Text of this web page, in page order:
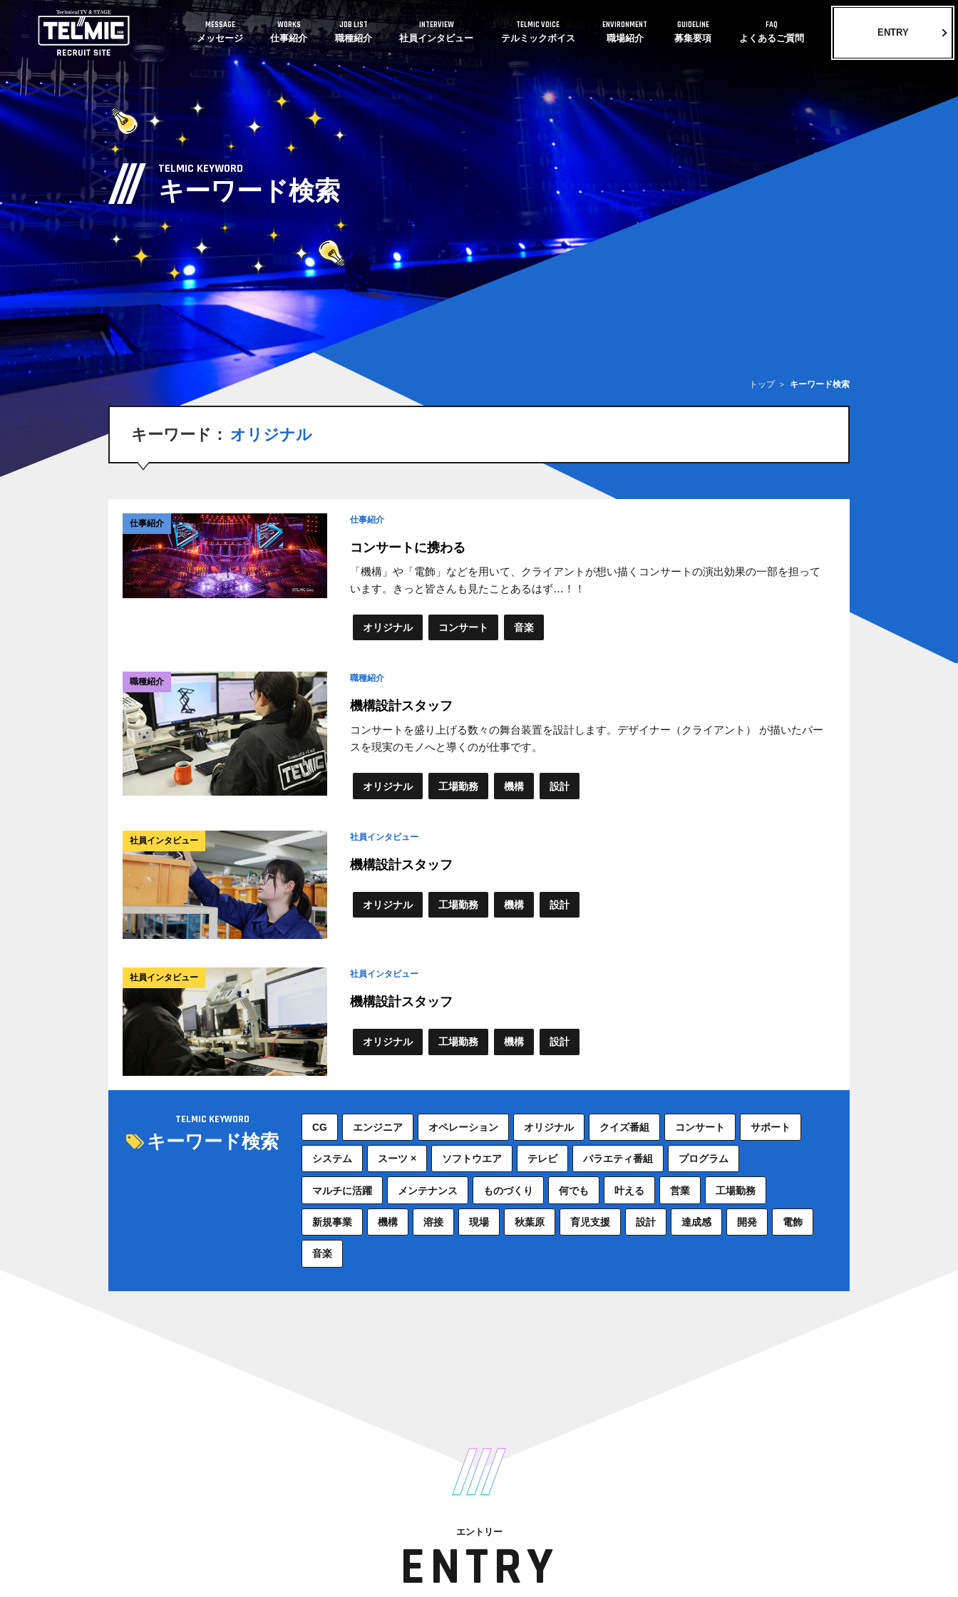
MESSAGE
メッセージ
WORKS
仕事紹介
JOB LIST
職種紹介
INTERVIEW
社員インタビュー
TELMIC VOICE
テルミックボイス
ENVIRONMENT
職場紹介
GUIDELINE
募集要項
FAQ
よくあるご質問
ENTRY
TELMIC KEYWORD
キーワード検索
トップ キーワード検索
キーワード： オリジナル
仕事紹介 仕事紹介
コンサートに携わる
「機構」や「電飾」などを用いて、クライアントが想い描くコンサートの演出効果の一部を担って
います。きっと皆さんも見たことあるはず…！！
オリジナル コンサート 音楽
職種紹介 職種紹介
機構設計スタッフ
コンサートを盛り上げる数々の舞台装置を設計します。デザイナー（クライアント） が描いたパー
スを現実のモノへと導くのが仕事です。
オリジナル 工場勤務 機構 設計
社員インタビュー 社員インタビュー
機構設計スタッフ
オリジナル 工場勤務 機構 設計
社員インタビュー 社員インタビュー
機構設計スタッフ
オリジナル 工場勤務 機構 設計
TELMIC KEYWORD
キーワード検索
CG エンジニア オペレーション オリジナル クイズ番組 コンサート サポート
システム スーツ × ソフトウエア テレビ バラエティ番組 プログラム
マルチに活躍 メンテナンス ものづくり 何でも 叶える 営業 工場勤務
新規事業 機構 溶接 現場 秋葉原 育児支援 設計 達成感 開発 電飾
音楽
エントリー
ENTRY